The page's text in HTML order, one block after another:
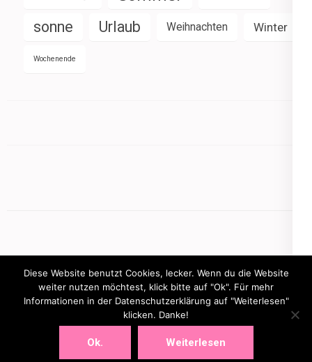
sonne Urlaub Weihnachten Winter
Wochenende
mamasbusiness.de
Diese Website benutzt Cookies, lecker. Wenn du die Website
weiter nutzen möchtest, klick bitte auf "Ok". Für mehr
Informationen in der Datenschutzerklärung auf "Weiterlesen"
klicken. Danke!
Ok. Weiterlesen